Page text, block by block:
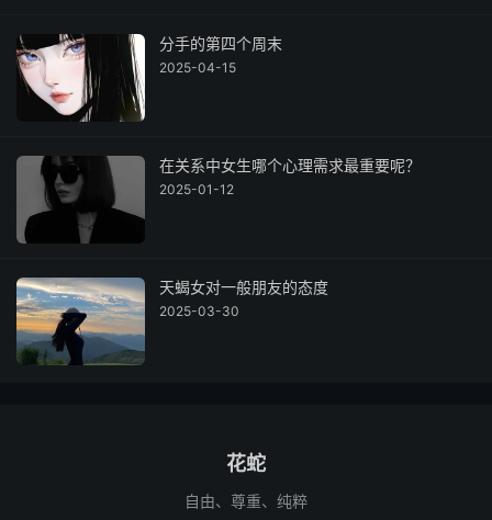
分手的第四个周末
2025-04-15
在关系中女生哪个心理需求最重要呢？
2025-01-12
天蝎女对一般朋友的态度
2025-03-30
花蛇
自由、尊重、纯粹